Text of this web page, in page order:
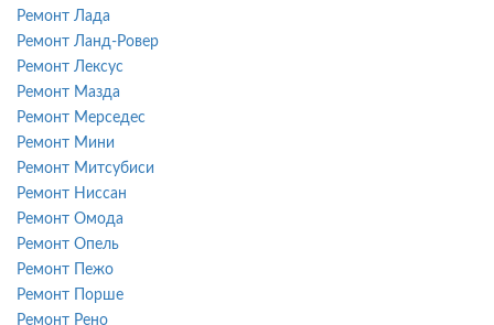
Ремонт Лада
Ремонт Ланд-Ровер
Ремонт Лексус
Ремонт Мазда
Ремонт Мерседес
Ремонт Мини
Ремонт Митсубиси
Ремонт Ниссан
Ремонт Омода
Ремонт Опель
Ремонт Пежо
Ремонт Порше
Ремонт Рено